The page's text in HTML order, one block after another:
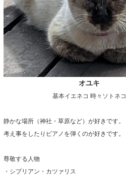
オユキ
基本イエネコ 時々ソトネコ
静かな場所（神社・草原など）が好きです。
考え事をしたりピアノを弾くのが好きです。
尊敬する人物
・シプリアン・カツァリス